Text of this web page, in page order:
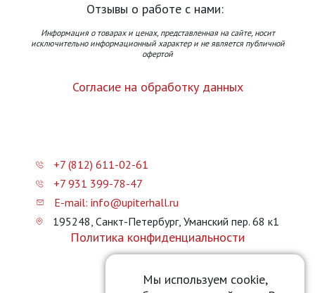
Мы используем cookie,
Отзывы о работе с нами:
Информация о товарах и ценах, представленная на сайте, носит
исключительно информационный характер и не является публичной
офертой
Согласие на обработку данных
+7 (812) 611-02-61
+7 931 399-78-47
E-mail: info@upiterhall.ru
195248, Санкт-Петербург, Уманский пер. 68 к1
Политика конфиденциальности
Карта сайта